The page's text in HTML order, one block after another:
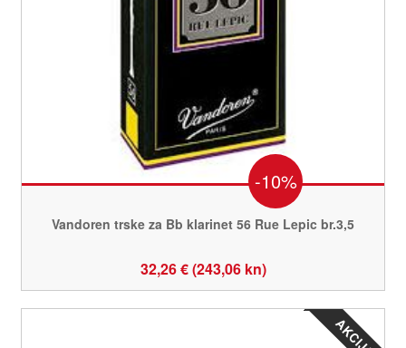
-10%
Vandoren trske za Bb klarinet 56 Rue Lepic br.3,5
32,26 € (243,06 kn)